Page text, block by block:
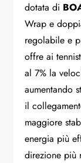
dotata di
Wrap e
regolabile e
offre ai
al 7% la
aumentando
il
maggiore
energia più
direzione più